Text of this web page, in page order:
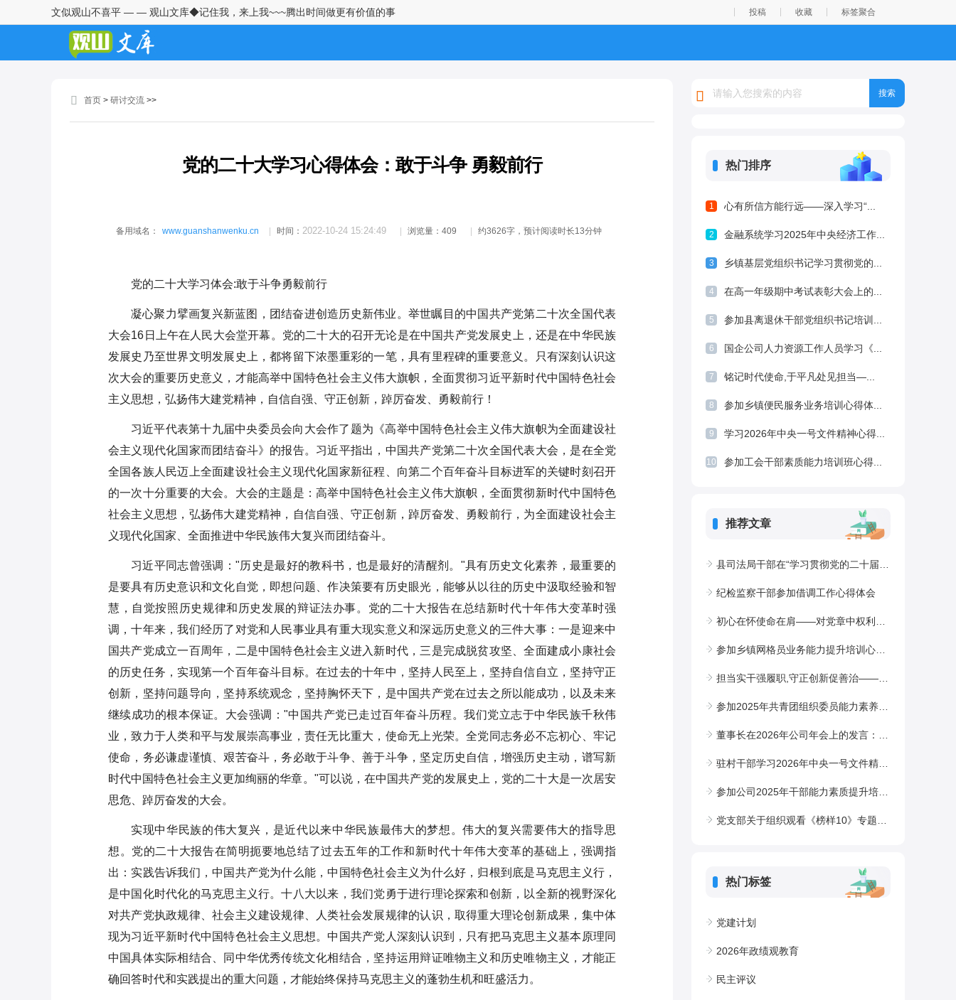
文似观山不喜平 — — 观山文库◆记住我，来上我~~~腾出时间做更有价值的事 投稿 收藏 标签聚合
首页 > 研讨交流 >>
党的二十大学习心得体会：敢于斗争 勇毅前行
备用域名： www.guanshanwenku.cn 时间： 2022-10-24 15:24:49 浏览量：409 约3626字，预计阅读时长13分钟
党的二十大学习体会:敢于斗争勇毅前行
凝心聚力擘画复兴新蓝图，团结奋进创造历史新伟业。举世瞩目的中国共产党第二十次全国代表
大会16日上午在人民大会堂开幕。党的二十大的召开无论是在中国共产党发展史上，还是在中华民族
发展史乃至世界文明发展史上，都将留下浓墨重彩的一笔，具有里程碑的重要意义。只有深刻认识这
次大会的重要历史意义，才能高举中国特色社会主义伟大旗帜，全面贯彻习近平新时代中国特色社会
主义思想，弘扬伟大建党精神，自信自强、守正创新，踔厉奋发、勇毅前行！
习近平代表第十九届中央委员会向大会作了题为《高举中国特色社会主义伟大旗帜为全面建设社
会主义现代化国家而团结奋斗》的报告。习近平指出，中国共产党第二十次全国代表大会，是在全党
全国各族人民迈上全面建设社会主义现代化国家新征程、向第二个百年奋斗目标进军的关键时刻召开
的一次十分重要的大会。大会的主题是：高举中国特色社会主义伟大旗帜，全面贯彻新时代中国特色
社会主义思想，弘扬伟大建党精神，自信自强、守正创新，踔厉奋发、勇毅前行，为全面建设社会主
义现代化国家、全面推进中华民族伟大复兴而团结奋斗。
习近平同志曾强调："历史是最好的教科书，也是最好的清醒剂。"具有历史文化素养，最重要的
是要具有历史意识和文化自觉，即想问题、作决策要有历史眼光，能够从以往的历史中汲取经验和智
慧，自觉按照历史规律和历史发展的辩证法办事。党的二十大报告在总结新时代十年伟大变革时强
调，十年来，我们经历了对党和人民事业具有重大现实意义和深远历史意义的三件大事：一是迎来中
国共产党成立一百周年，二是中国特色社会主义进入新时代，三是完成脱贫攻坚、全面建成小康社会
的历史任务，实现第一个百年奋斗目标。在过去的十年中，坚持人民至上，坚持自信自立，坚持守正
创新，坚持问题导向，坚持系统观念，坚持胸怀天下，是中国共产党在过去之所以能成功，以及未来
继续成功的根本保证。大会强调："中国共产党已走过百年奋斗历程。我们党立志于中华民族千秋伟
业，致力于人类和平与发展崇高事业，责任无比重大，使命无上光荣。全党同志务必不忘初心、牢记
使命，务必谦虚谨慎、艰苦奋斗，务必敢于斗争、善于斗争，坚定历史自信，增强历史主动，谱写新
时代中国特色社会主义更加绚丽的华章。"可以说，在中国共产党的发展史上，党的二十大是一次居安
思危、踔厉奋发的大会。
实现中华民族的伟大复兴，是近代以来中华民族最伟大的梦想。伟大的复兴需要伟大的指导思
想。党的二十大报告在简明扼要地总结了过去五年的工作和新时代十年伟大变革的基础上，强调指
出：实践告诉我们，中国共产党为什么能，中国特色社会主义为什么好，归根到底是马克思主义行，
是中国化时代化的马克思主义行。十八大以来，我们党勇于进行理论探索和创新，以全新的视野深化
对共产党执政规律、社会主义建设规律、人类社会发展规律的认识，取得重大理论创新成果，集中体
现为习近平新时代中国特色社会主义思想。中国共产党人深刻认识到，只有把马克思主义基本原理同
中国具体实际相结合、同中华优秀传统文化相结合，坚持运用辩证唯物主义和历史唯物主义，才能正
确回答时代和实践提出的重大问题，才能始终保持马克思主义的蓬勃生机和旺盛活力。
热门排序
1 心有所信方能行远——深入学习“...
2 金融系统学习2025年中央经济工作...
3 乡镇基层党组织书记学习贯彻党的...
4 在高一年级期中考试表彰大会上的...
5 参加县离退休干部党组织书记培训...
6 国企公司人力资源工作人员学习《...
7 铭记时代使命,于平凡处见担当—...
8 参加乡镇便民服务业务培训心得体...
9 学习2026年中央一号文件精神心得...
10 参加工会干部素质能力培训班心得...
推荐文章
县司法局干部在“学习贯彻党的二十届四中全会精神专题研讨班”上的交流发言
纪检监察干部参加借调工作心得体会
初心在怀使命在肩——对党章中权利与义务的几点思考
参加乡镇网格员业务能力提升培训心得体会
担当实干强履职,守正创新促善治——县司法局2025年工作交流发言
参加2025年共青团组织委员能力素养提升培训班心得体会
董事长在2026年公司年会上的发言：工作，是奋进者实现梦想的阶梯
驻村干部学习2026年中央一号文件精神心得体会
参加公司2025年干部能力素质提升培训班心得体会
党支部关于组织观看《榜样10》专题节目情况的报告
热门标签
党建计划
2026年政绩观教育
民主评议
学习2026年中央一号文件精神心
得体会2
纪检监察干部学习习近平总书记
深学细悟强担当实干笃行建新功
党的二十届三中全会心得体会8
篇（简短）
以“铁规”为笔，绘就工会作风新
场观摩会上的发言
学习新修订军队基层建设纲要心
X届X次全会分组讨论发言参考提
办公室主任在2024年市政协党组
理论学习中心组党纪学习教育专